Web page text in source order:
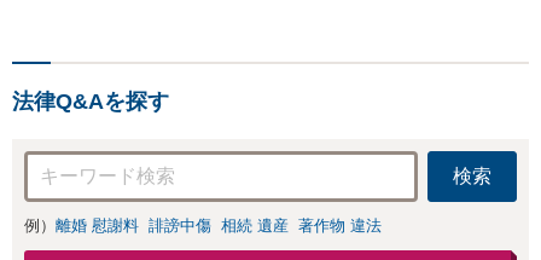
しい地域の皆さまも、
休日対応可】
法律Q&Aを探す
検索
例） 離婚 慰謝料 誹謗中傷 相続 遺産 著作物 違法